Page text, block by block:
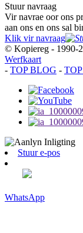
Stuur navraag
Vir navrae oor ons
aan ons en ons sal
Klik vir navraag
© Kopiereg - 1990-
Werfkaart
- TOP BLOG -
Stuur e-pos
WhatsApp